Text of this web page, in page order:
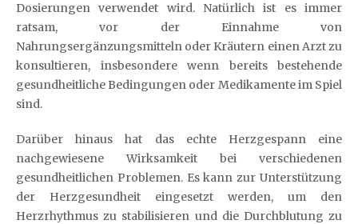
Dosierungen verwendet wird. Natürlich ist es immer
ratsam, vor der Einnahme von
Nahrungsergänzungsmitteln oder Kräutern einen Arzt zu
konsultieren, insbesondere wenn bereits bestehende
gesundheitliche Bedingungen oder Medikamente im Spiel
sind.
Darüber hinaus hat das echte Herzgespann eine
nachgewiesene Wirksamkeit bei verschiedenen
gesundheitlichen Problemen. Es kann zur Unterstützung
der Herzgesundheit eingesetzt werden, um den
Herzrhythmus zu stabilisieren und die Durchblutung zu